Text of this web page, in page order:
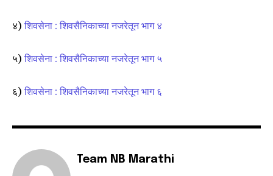
४) शिवसेना : शिवसैनिकाच्या नजरेतून भाग ४
५) शिवसेना : शिवसैनिकाच्या नजरेतून भाग ५
६) शिवसेना : शिवसैनिकाच्या नजरेतून भाग ६
Team NB Marathi